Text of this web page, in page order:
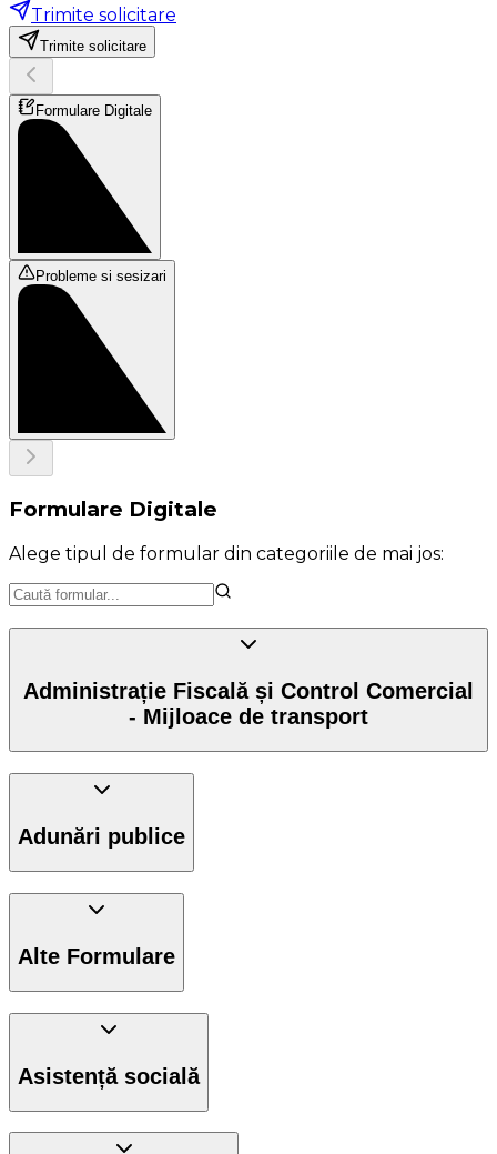
Trimite solicitare
Trimite solicitare
Formulare Digitale
Probleme si sesizari
Formulare Digitale
Alege tipul de formular din categoriile de mai jos:
Administrație Fiscală și Control Comercial
- Mijloace de transport
Adunări publice
Alte Formulare
Asistență socială